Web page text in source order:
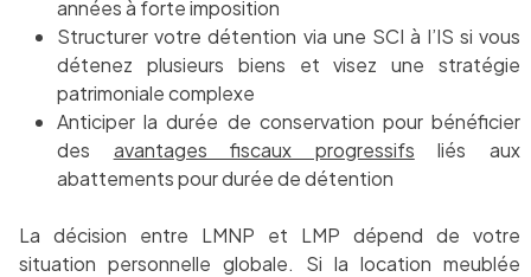
années à forte imposition
Structurer votre détention via une SCI à l’IS si vous
détenez plusieurs biens et visez une stratégie
patrimoniale complexe
Anticiper la durée de conservation pour bénéficier
des avantages fiscaux progressifs liés aux
abattements pour durée de détention
La décision entre LMNP et LMP dépend de votre
situation personnelle globale. Si la location meublée